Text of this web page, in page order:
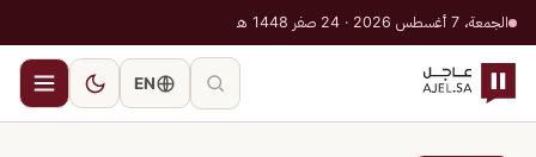
الجمعة، 7 أغسطس 2026 · 24 صفر 1448 هـ
EN